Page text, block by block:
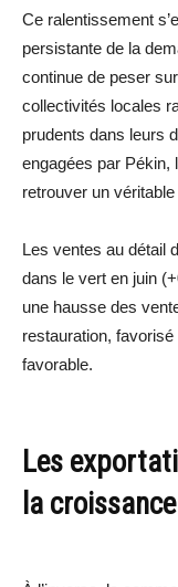
Ce ralentissement
persistante de la
continue de peser
collectivités locales
prudents dans leurs
engagées par Pékin,
retrouver un véritable
Les ventes au détail
dans le vert en juin
une hausse des
restauration,
favorable.
Les
la croissance